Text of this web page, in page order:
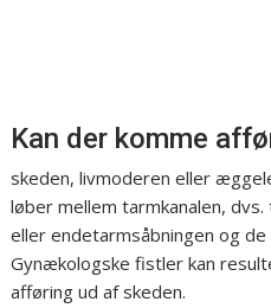
Kan der komme
skeden, livmoderen eller
løber mellem tarmkanalen,
eller endetarmsåbningen og
Gynækologske fistler kan
afføring ud af skeden.